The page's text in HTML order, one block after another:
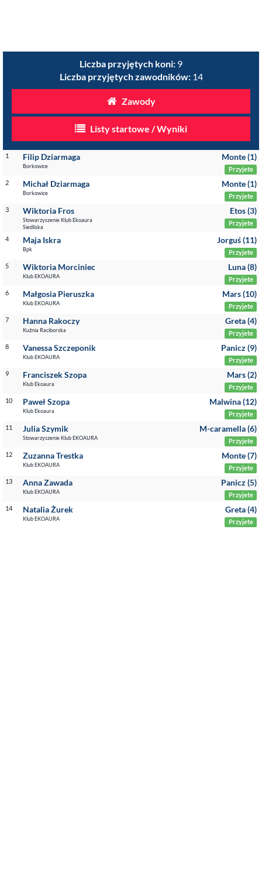
Liczba przyjętych koni: 9
Liczba przyjętych zawodników: 14
Zawody
Listy startowe / Wyniki
1 Filip Dziarmaga
Borkowice
Monte (1)
Przyjete
2 Michał Dziarmaga
Borkowice
Monte (1)
Przyjete
3 Wiktoria Fros
Stowarzyszenie Klub Ekoaura
Siedliska
Etos (3)
Przyjete
4 Maja Iskra
Bpk
Jorguś (11)
Przyjete
5 Wiktoria Morciniec
Klub EKOAURA
Luna (8)
Przyjete
6 Małgosia Pieruszka
Klub EKOAURA
Mars (10)
Przyjete
7 Hanna Rakoczy
Kuźnia Raciborska
Greta (4)
Przyjete
8 Vanessa Szczeponik
Klub EKOAURA
Panicz (9)
Przyjete
9 Franciszek Szopa
Klub Ekoaura
Mars (2)
Przyjete
10 Paweł Szopa
Klub Ekoaura
Malwina (12)
Przyjete
11 Julia Szymik
Stowarzyszenie Klub EKOAURA
M-caramella (6)
Przyjete
12 Zuzanna Trestka
Klub EKOAURA
Monte (7)
Przyjete
13 Anna Zawada
Klub EKOAURA
Panicz (5)
Przyjete
14 Natalia Żurek
Klub EKOAURA
Greta (4)
Przyjete